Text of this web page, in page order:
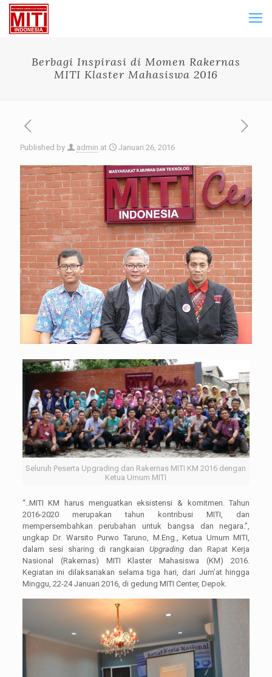
Berbagi Inspirasi di Momen Rakernas
MITI Klaster Mahasiswa 2016
Published by admin at Januari 26, 2016
Seluruh Peserta Upgrading dan Rakernas MITI KM 2016 dengan
Ketua Umum MITI
“..MITI KM harus menguatkan eksistensi & komitmen. Tahun
2016-2020 merupakan tahun kontribusi MITI, dan
mempersembahkan perubahan untuk bangsa dan negara.”,
ungkap Dr. Warsito Purwo Taruno, M.Eng., Ketua Umum MITI,
dalam sesi sharing di rangkaianUpgrading dan Rapat Kerja
Nasional (Rakernas) MITI Klaster Mahasiswa (KM) 2016.
Kegiatan ini dilaksanakan selama tiga hari, dari Jum’at hingga
Minggu, 22-24 Januari 2016, di gedung MITI Center, Depok.